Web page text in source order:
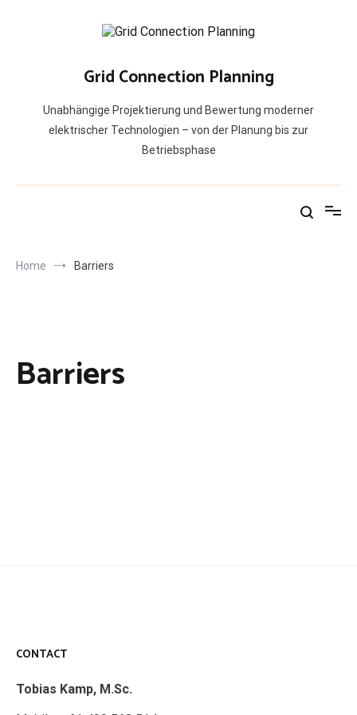
Grid Connection Planning
Unabhängige Projektierung und Bewertung moderner
elektrischer Technologien – von der Planung bis zur
Betriebsphase
Home Barriers
Barriers
CONTACT
Tobias Kamp, M.Sc.